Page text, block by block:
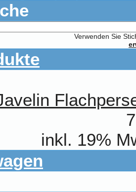
Verwenden Sie
inkl. 19%